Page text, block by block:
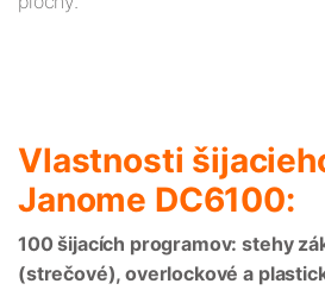
Vlastnosti
Janome DC6100:
100 šijacích programov: stehy
(strečové), overlockové a